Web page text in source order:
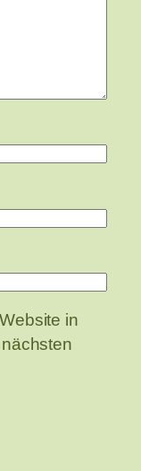
in